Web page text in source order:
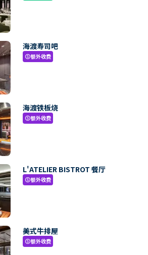
海渡寿司吧
paid额外收费
海渡铁板烧
paid额外收费
L'ATELIER BISTROT 餐厅
paid额外收费
美式牛排屋
paid额外收费